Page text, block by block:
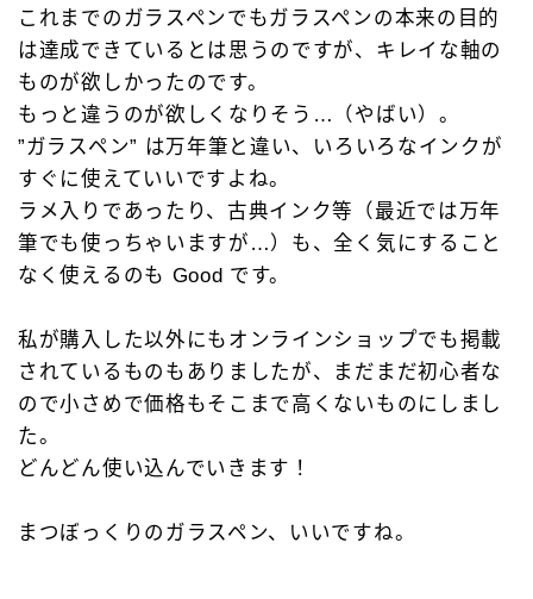
これまでのガラスペンでもガラスペンの本来の目的
は達成できているとは思うのですが、キレイな軸の
ものが欲しかったのです。
もっと違うのが欲しくなりそう…（やばい）。
”ガラスペン” は万年筆と違い、いろいろなインクが
すぐに使えていいですよね。
ラメ入りであったり、古典インク等（最近では万年
筆でも使っちゃいますが…）も、全く気にすること
なく使えるのも Good です。
私が購入した以外にもオンラインショップでも掲載
されているものもありましたが、まだまだ初心者な
ので小さめで価格もそこまで高くないものにしまし
た。
どんどん使い込んでいきます！
まつぼっくりのガラスペン、いいですね。